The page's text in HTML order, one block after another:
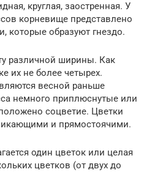
круглая, заостренная. У
корневище представлено
которые образуют гнездо.
различной ширины. Как
их не более четырех.
весной раньше
немного приплюснутые или
соцветие. Цветки
и прямостоячими.
один цветок или целая
цветков (от двух до